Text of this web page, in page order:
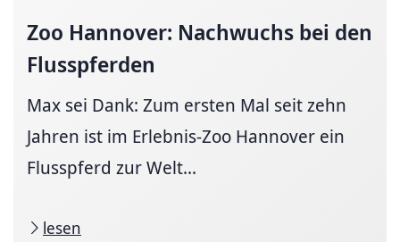
Zoo Hannover: Nachwuchs bei den
Flusspferden
Max sei Dank: Zum ersten Mal seit zehn
Jahren ist im Erlebnis-Zoo Hannover ein
Flusspferd zur Welt...
lesen